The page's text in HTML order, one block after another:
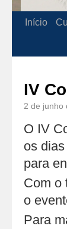
Início
IV
2 de junho
O IV
os
para
Com o
o
Para